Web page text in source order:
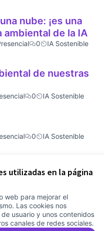
utilizadas en la página
web para mejorar el
Las cookies nos
usuario y unos contenidos
canales de redes sociales.
nube: ¡es una
ambiental de la IA
0 IA Sostenible
de nuestras
0 IA Sostenible
0 IA Sostenible